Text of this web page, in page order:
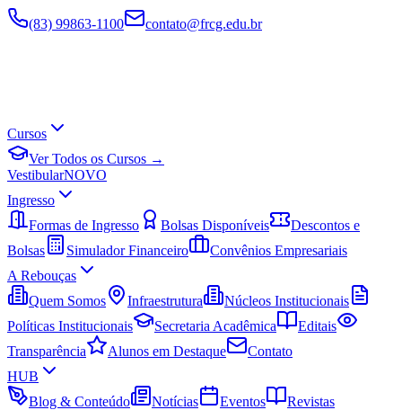
(83) 99863-1100 contato@frcg.edu.br
Cursos
Ver Todos os Cursos →
VestibularNOVO
Ingresso
Formas de Ingresso
Bolsas Disponíveis
Descontos e
Bolsas
Simulador Financeiro
Convênios Empresariais
A Rebouças
Quem Somos
Infraestrutura
Núcleos Institucionais
Políticas Institucionais
Secretaria Acadêmica
Editais
Transparência
Alunos em Destaque
Contato
HUB
Blog & Conteúdo
Notícias Eventos
Revistas